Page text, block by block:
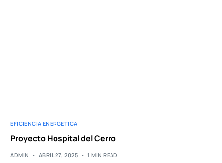
EFICIENCIA ENERGETICA
Proyecto Hospital del Cerro
ADMIN ABRIL 27, 2025 1 MIN READ